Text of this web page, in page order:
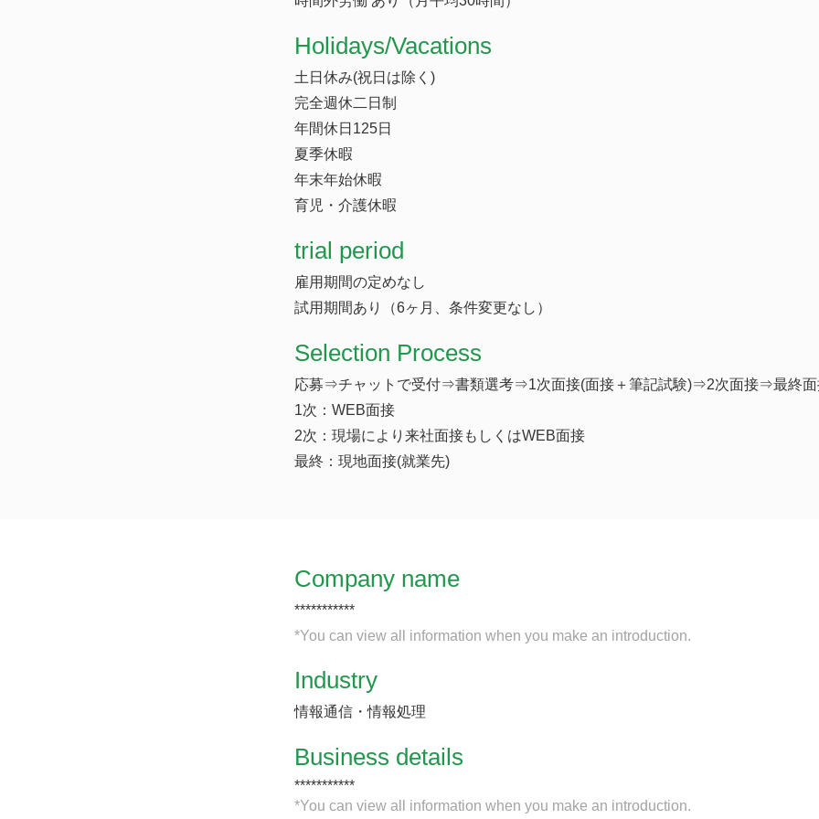
​Holidays/Vacations
土日休み(祝日は除く)
完全週休二日制
年間休日125日
夏季休暇
年末年始休暇
育児・介護休暇
trial period
雇用期間の定めなし
試用期間あり（6ヶ月、条件変更なし）
Selection Process
応募⇒チャットで受付⇒書類選考⇒1次面接(面接＋筆記試験)⇒2次面接⇒最終
1次：WEB面接
2次：現場により来社面接もしくはWEB面接
最終：現地面接(就業先)
Company name
***********
*You can view all information when you make an introduction.
Industry
情報通信・情報処理
​Business details
***********
*You can view all information when you make an introduction.